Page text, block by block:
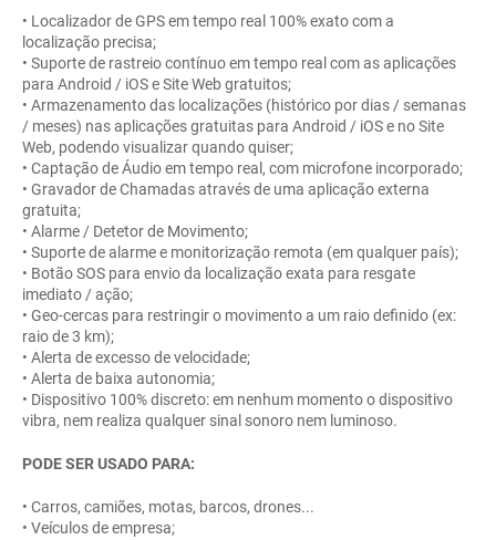
• Localizador de GPS em tempo real 100% exato com a
localização precisa;
• Suporte de rastreio contínuo em tempo real com as aplicações
para Android / iOS e Site Web gratuitos;
• Armazenamento das localizações (histórico por dias / semanas
/ meses) nas aplicações gratuitas para Android / iOS e no Site
Web, podendo visualizar quando quiser;
• Captação de Áudio em tempo real, com microfone incorporado;
• Gravador de Chamadas através de uma aplicação externa
gratuita;
• Alarme / Detetor de Movimento;
• Suporte de alarme e monitorização remota (em qualquer país);
• Botão SOS para envio da localização exata para resgate
imediato / ação;
• Geo-cercas para restringir o movimento a um raio definido (ex:
raio de 3 km);
• Alerta de excesso de velocidade;
• Alerta de baixa autonomia;
• Dispositivo 100% discreto: em nenhum momento o dispositivo
vibra, nem realiza qualquer sinal sonoro nem luminoso.
PODE SER USADO PARA:
• Carros, camiões, motas, barcos, drones...
• Veículos de empresa;